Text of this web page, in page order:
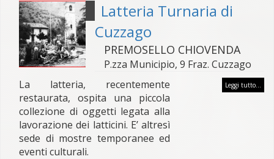
Latteria Turnaria di
Cuzzago
PREMOSELLO CHIOVENDA
P.zza Municipio, 9 Fraz. Cuzzago
La latteria, recentemente
restaurata, ospita una piccola
collezione di oggetti legata alla
lavorazione dei latticini. E’ altresì
sede di mostre temporanee ed
eventi culturali.
Leggi tutto...